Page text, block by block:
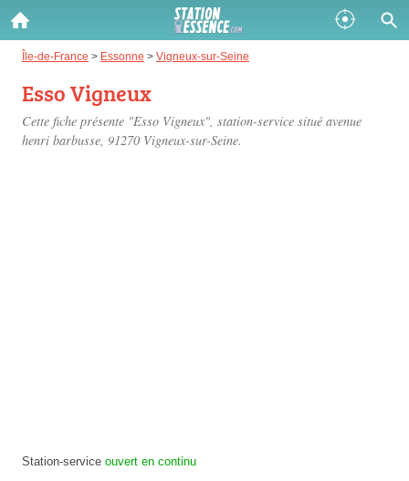
Île-de-France > Essonne > Vigneux-sur-Seine
Esso Vigneux
Cette fiche présente "Esso Vigneux", station-service situé avenue
henri barbusse, 91270 Vigneux-sur-Seine.
Station-service ouvert en continu
Gazole :
Disponible
SP 98 :